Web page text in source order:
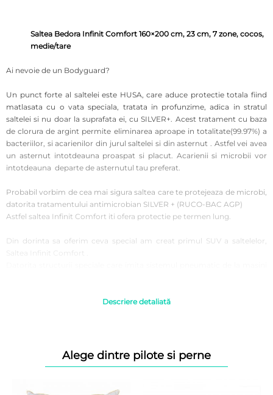
Saltea Bedora Infinit Comfort 160×200 cm, 23 cm, 7 zone, cocos,
medie/tare
Ai nevoie de un Bodyguard?
Un punct forte al saltelei este HUSA, care aduce protectie totala fiind
matlasata cu o vata speciala, tratata in profunzime, adica in stratul
saltelei si nu doar la suprafata ei, cu SILVER+. Acest tratament cu baza
de clorura de argint permite eliminarea aproape in totalitate(99.97%) a
bacteriilor, si acarienilor din jurul saltelei si din asternut . Astfel vei avea
un asternut intotdeauna proaspat si placut. Acarienii si microbii vor
intotdeauna departe de asternutul tau preferat.
Probabil vorbim de cea mai sigura saltea care te protejeaza de microbi,
datorita tratamentului antimicrobian SILVER + (RUCO-BAC AGP)
Astfel saltea Infinit Comfort iti ofera protectie pe termen lung.
Din dorinta sa oferim ceva special am creat primul SUV a saltelelor,
exceptie datorita stratului de cocos, care consolideaza toate celelalte
straturi de latex memory oferind totodata o caracteristica ANATOMICA
Descriere detaliată
Alege dintre pilote si perne